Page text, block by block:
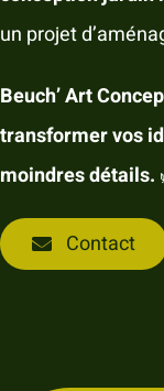
un projet
Beuch’ Art
transformer vos
moindres détails.
Contact